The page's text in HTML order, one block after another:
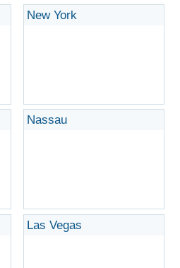
New York
Nassau
Las Vegas